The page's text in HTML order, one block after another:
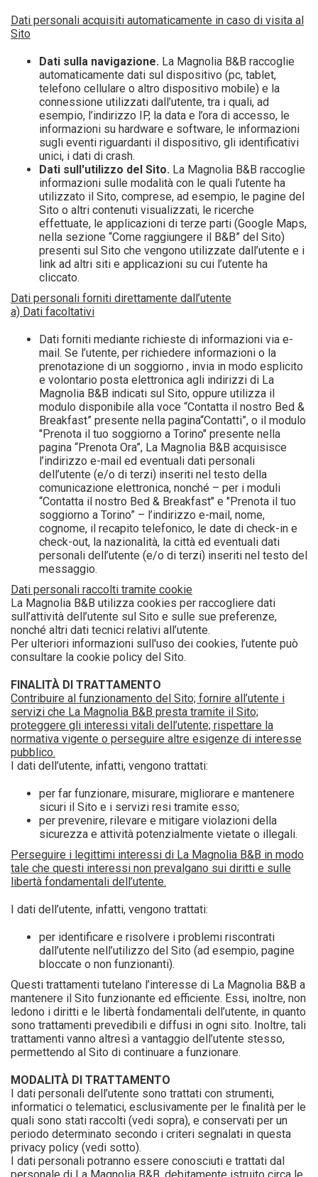
Dati personali acquisiti automaticamente in caso di visita al
Sito
Dati sulla navigazione. La Magnolia B&B raccoglie
automaticamente dati sul dispositivo (pc, tablet,
telefono cellulare o altro dispositivo mobile) e la
connessione utilizzati dall’utente, tra i quali, ad
esempio, l’indirizzo IP, la data e l’ora di accesso, le
informazioni su hardware e software, le informazioni
sugli eventi riguardanti il dispositivo, gli identificativi
unici, i dati di crash.
Dati sull'utilizzo del Sito. La Magnolia B&B raccoglie
informazioni sulle modalità con le quali l’utente ha
utilizzato il Sito, comprese, ad esempio, le pagine del
Sito o altri contenuti visualizzati, le ricerche
effettuate, le applicazioni di terze parti (Google Maps,
nella sezione “Come raggiungere il B&B” del Sito)
presenti sul Sito che vengono utilizzate dall’utente e i
link ad altri siti e applicazioni su cui l’utente ha
cliccato.
Dati personali forniti direttamente dall’utente
a) Dati facoltativi
Dati forniti mediante richieste di informazioni via e-
mail. Se l’utente, per richiedere informazioni o la
prenotazione di un soggiorno , invia in modo esplicito
e volontario posta elettronica agli indirizzi di La
Magnolia B&B indicati sul Sito, oppure utilizza il
modulo disponibile alla voce “Contatta il nostro Bed &
Breakfast” presente nella pagina“Contatti”, o il modulo
"Prenota il tuo soggiorno a Torino" presente nella
pagina “Prenota Ora”, La Magnolia B&B acquisisce
l’indirizzo e-mail ed eventuali dati personali
dell’utente (e/o di terzi) inseriti nel testo della
comunicazione elettronica, nonché – per i moduli
“Contatta il nostro Bed & Breakfast" e "Prenota il tuo
soggiorno a Torino” – l’indirizzo e-mail, nome,
cognome, il recapito telefonico, le date di check-in e
check-out, la nazionalità, la città ed eventuali dati
personali dell’utente (e/o di terzi) inseriti nel testo del
messaggio.
Dati personali raccolti tramite cookie
La Magnolia B&B utilizza cookies per raccogliere dati
sull’attività dell’utente sul Sito e sulle sue preferenze,
nonché altri dati tecnici relativi all’utente.
Per ulteriori informazioni sull'uso dei cookies, l’utente può
consultare la cookie policy del Sito.
FINALITÀ DI TRATTAMENTO
Contribuire al funzionamento del Sito; fornire all’utente i
servizi che La Magnolia B&B presta tramite il Sito;
proteggere gli interessi vitali dell’utente; rispettare la
normativa vigente o perseguire altre esigenze di interesse
pubblico.
I dati dell’utente, infatti, vengono trattati:
per far funzionare, misurare, migliorare e mantenere
sicuri il Sito e i servizi resi tramite esso;
per prevenire, rilevare e mitigare violazioni della
sicurezza e attività potenzialmente vietate o illegali.
Perseguire i legittimi interessi di La Magnolia B&B in modo
tale che questi interessi non prevalgano sui diritti e sulle
libertà fondamentali dell’utente.
I dati dell’utente, infatti, vengono trattati:
per identificare e risolvere i problemi riscontrati
dall’utente nell’utilizzo del Sito (ad esempio, pagine
bloccate o non funzionanti).
Questi trattamenti tutelano l’interesse di La Magnolia B&B a
mantenere il Sito funzionante ed efficiente. Essi, inoltre, non
ledono i diritti e le libertà fondamentali dell’utente, in quanto
sono trattamenti prevedibili e diffusi in ogni sito. Inoltre, tali
trattamenti vanno altresì a vantaggio dell’utente stesso,
permettendo al Sito di continuare a funzionare.
MODALITÀ DI TRATTAMENTO
I dati personali dell’utente sono trattati con strumenti,
informatici o telematici, esclusivamente per le finalità per le
quali sono stati raccolti (vedi sopra), e conservati per un
periodo determinato secondo i criteri segnalati in questa
privacy policy (vedi sotto).
I dati personali potranno essere conosciuti e trattati dal